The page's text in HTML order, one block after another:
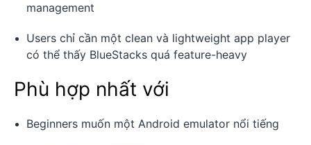
management
Users chỉ cần một clean và lightweight app player
có thể thấy BlueStacks quá feature-heavy
Phù hợp nhất với
Beginners muốn một Android emulator nổi tiếng